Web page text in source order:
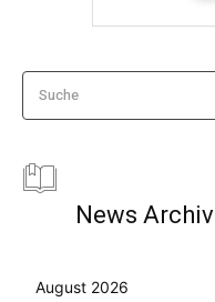
Suche
News Archiv
August 2026